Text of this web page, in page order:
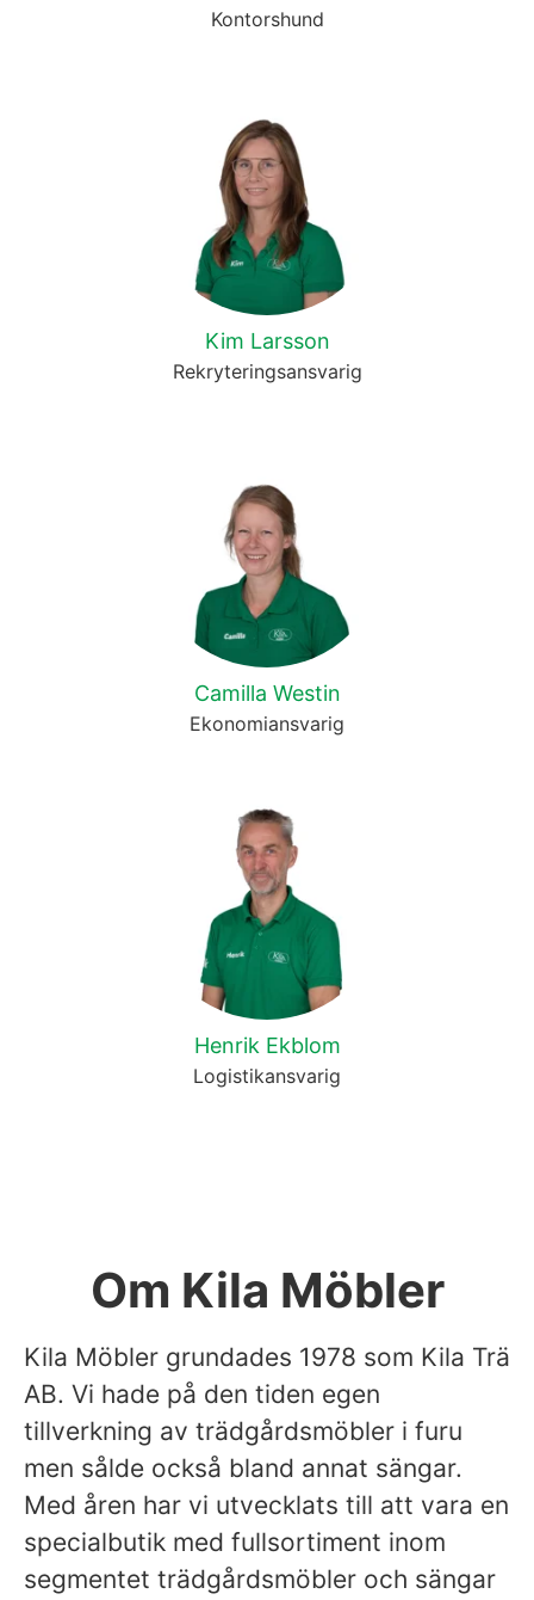
Kontorshund
Kim Larsson
Rekryteringsansvarig
Camilla Westin
Ekonomiansvarig
Henrik Ekblom
Logistikansvarig
Om Kila Möbler
Kila Möbler grundades 1978 som Kila Trä
AB. Vi hade på den tiden egen
tillverkning av trädgårdsmöbler i furu
men sålde också bland annat sängar.
Med åren har vi utvecklats till att vara en
specialbutik med fullsortiment inom
segmentet trädgårdsmöbler och sängar